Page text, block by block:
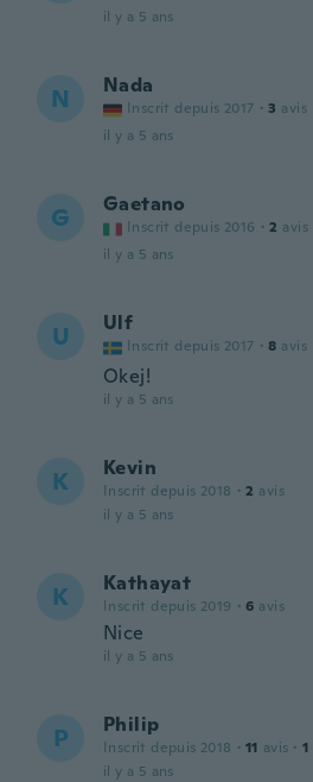
il y a 5 ans
N Nada
Inscrit depuis 2017 · 3 avis
il y a 5 ans
G Gaetano
Inscrit depuis 2016 · 2 avis
il y a 5 ans
U Ulf
Inscrit depuis 2017 · 8 avis
Okej!
il y a 5 ans
K Kevin
Inscrit depuis 2018 · 2 avis
il y a 5 ans
K Kathayat
Inscrit depuis 2019 · 6 avis
Nice
il y a 5 ans
P Philip
Inscrit depuis 2018 · 11 avis · 1
il y a 5 ans